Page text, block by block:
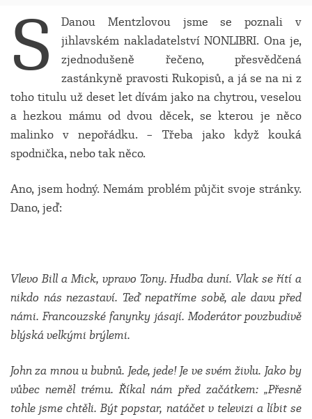
S
Danou Mentzlovou jsme se poznali v
jihlavském nakladatelství NONLIBRI. Ona je,
zjednodušeně řečeno, přesvědčená
zastánkyně pravosti Rukopisů, a já se na ni z
toho titulu už deset let dívám jako na chytrou, veselou
a hezkou mámu od dvou děcek, se kterou je něco
malinko v nepořádku. – Třeba jako když kouká
spodnička, nebo tak něco.
Ano, jsem hodný. Nemám problém půjčit svoje stránky.
Dano, jeď:
Vlevo Bill a Mick, vpravo Tony. Hudba duní. Vlak se řítí a
nikdo nás nezastaví. Teď nepatříme sobě, ale davu před
námi. Francouzské fanynky jásají. Moderátor povzbudivě
blýská velkými brýlemi.
John za mnou u bubnů. Jede, jede! Je ve svém živlu. Jako by
vůbec neměl trému. Říkal nám před začátkem: „Přesně
tohle jsme chtěli. Být popstar, natáčet v televizi a líbit se